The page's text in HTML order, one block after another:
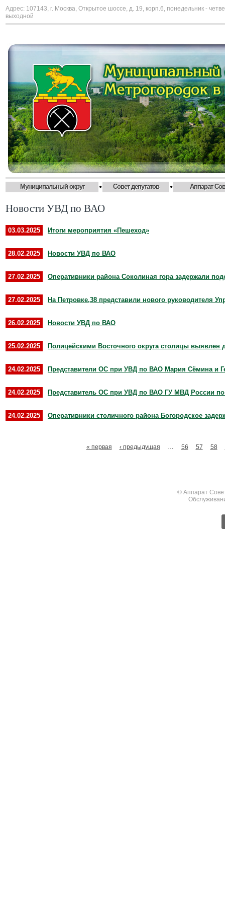
Адрес: 107143, г. Москва, Открытое шоссе, д. 19, корп.6, понедельник -
выходной
Муниципальный округ • Совет депутатов • Аппарат
Новости УВД по ВАО
03.03.2025 Итоги мероприятия «Пешеход»
28.02.2025 Новости УВД по ВАО
27.02.2025 Оперативники района Соколиная гора задержали
27.02.2025 На Петровке,38 представили нового руководителя
26.02.2025 Новости УВД по ВАО
25.02.2025 Полицейскими Восточного округа столицы
24.02.2025 Представители ОС при УВД по ВАО Мария Сёмина и
24.02.2025 Представитель ОС при УВД по ВАО ГУ МВД России по
24.02.2025 Оперативники столичного района Богородское
« первая ‹ предыдущая … 56 57 58
© Аппарат